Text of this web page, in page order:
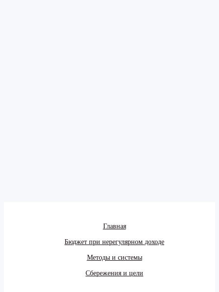
Главная
Бюджет при нерегулярном доходе
Методы и системы
Сбережения и цели